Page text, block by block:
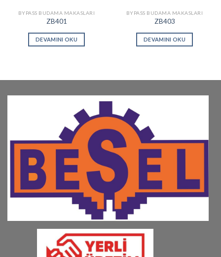
BYPASS BUDAMA MAKASLARI
ZB401
DEVAMINI OKU
BYPASS BUDAMA MAKASLARI
ZB403
DEVAMINI OKU